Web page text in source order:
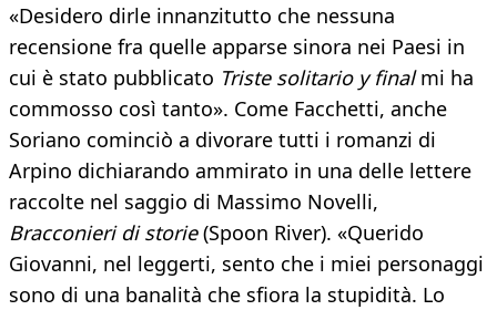
«Desidero dirle innanzitutto che nessuna
recensione fra quelle apparse sinora nei Paesi in
cui è stato pubblicato Triste solitario y finalmi ha
commosso così tanto». Come Facchetti, anche
Soriano cominciò a divorare tutti i romanzi di
Arpino dichiarando ammirato in una delle lettere
raccolte nel saggio di Massimo Novelli,
Bracconieri di storie(Spoon River). «Querido
Giovanni, nel leggerti, sento che i miei personaggi
sono di una banalità che sfiora la stupidità. Lo